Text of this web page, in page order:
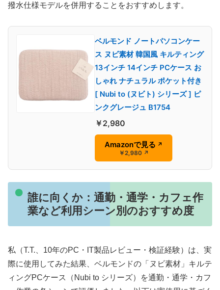
撥水仕様モデルを併用することをおすすめします。
ベルモンド ノートパソコンケー
ス ヌビ素材 韓国風 キルティング
13インチ 14インチ PCケース お
しゃれ ナチュラル ポケット付き
[ Nubi to (ヌビト) シリーズ ] ピ
ンクグレージュ B1754
￥2,980
Amazonで見る ↗
￥2,980 ↗
誰に向くか：通勤・通学・カフェ作
業など利用シーン別のおすすめ度
私（T.T.、10年のPC・IT製品レビュー・検証経験）は、実
際に使用してみた結果、ベルモンドの「ヌビ素材」キルテ
ィングPCケース（Nubi to シリーズ）を通勤・通学・カフ